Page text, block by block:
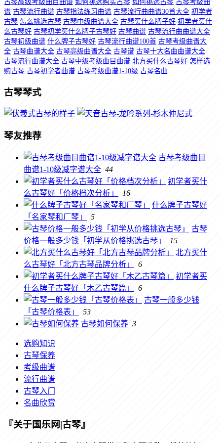
古琴高级考级曲目曲谱 如何挑选购买古琴 如何挑选古琴 古琴考级曲
谱 古琴流行曲谱 古琴指法练习曲谱 古琴流行曲曲谱30首大全 初学者
古琴 怎么挑选古琴 古琴中级曲谱大全 古琴买什么牌子好 初学者买什
么古琴好 古琴初学买什么牌子古琴好 古琴曲谱 古琴流行曲曲谱大全
古琴初级曲谱 什么牌子古琴好 古琴流行曲谱100首 古琴考级曲谱大
全 古琴曲谱大全 古琴高级曲谱大全 古琴谱 古琴十大名曲曲谱大全
古琴流行曲谱大全 古琴中级考级曲目曲谱 北方买什么古琴好 怎样选
购古琴 古琴初学者曲谱 古琴考级曲谱1-10级 古琴名曲
古琴琴式
琴友推荐
古琴考级曲目
曲谱1-10级减字谱大全 44
初学者买什
么古琴好「价格档次分析」
16
什么牌子古琴好
「名家琴和厂琴」
5
古琴
价格一般多少钱「初学从价格挑选古琴」
15
北方买什
么古琴好「北方古琴品牌分析」
6
初学者买
什么牌子古琴好「木乙古琴篇」
6
古琴一般多少钱
「古琴价格表」
53
古琴如何保养 3
选购知识
古琴保养
考级曲谱
流行曲谱
古琴入门
名曲欣赏
『关于国乐网|古琴』